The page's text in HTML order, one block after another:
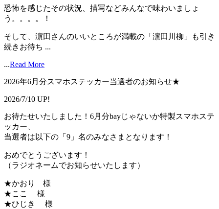
恐怖を感じたその状況、描写などみんなで味わいましょ
う。。。。！
そして、濵田さんのいいところが満載の「濵田川柳」も引き
続きお待ち ...
...Read More
2026年6月分スマホステッカー当選者のお知らせ★
2026/7/10 UP!
お待たせいたしました！6月分bayじゃないか特製スマホステ
ッカー、
当選者は以下の「9」名のみなさまとなります！
おめでとうございます！
（ラジオネームでお知らせいたします）
★かおり 様
★ここ 様
★ひじき 様